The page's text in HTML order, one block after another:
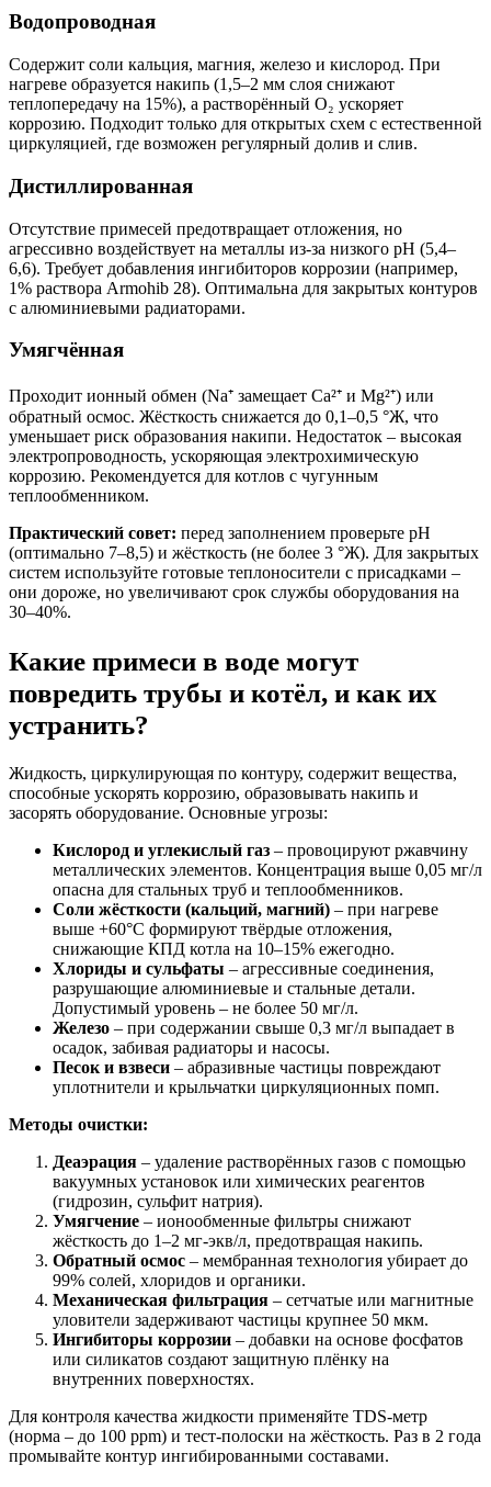
Водопроводная
Содержит соли кальция, магния, железо и кислород. При
нагреве образуется накипь (1,5–2 мм слоя снижают
теплопередачу на 15%), а растворённый O₂ ускоряет
коррозию. Подходит только для открытых схем с естественной
циркуляцией, где возможен регулярный долив и слив.
Дистиллированная
Отсутствие примесей предотвращает отложения, но
агрессивно воздействует на металлы из-за низкого pH (5,4–
6,6). Требует добавления ингибиторов коррозии (например,
1% раствора Armohib 28). Оптимальна для закрытых контуров
с алюминиевыми радиаторами.
Умягчённая
Проходит ионный обмен (Na⁺ замещает Ca²⁺ и Mg²⁺) или
обратный осмос. Жёсткость снижается до 0,1–0,5 °Ж, что
уменьшает риск образования накипи. Недостаток – высокая
электропроводность, ускоряющая электрохимическую
коррозию. Рекомендуется для котлов с чугунным
теплообменником.
Практический совет: перед заполнением проверьте pH
(оптимально 7–8,5) и жёсткость (не более 3 °Ж). Для закрытых
систем используйте готовые теплоносители с присадками –
они дороже, но увеличивают срок службы оборудования на
30–40%.
Какие примеси в воде могут
повредить трубы и котёл, и как их
устранить?
Жидкость, циркулирующая по контуру, содержит вещества,
способные ускорять коррозию, образовывать накипь и
засорять оборудование. Основные угрозы:
Кислород и углекислый газ – провоцируют ржавчину
металлических элементов. Концентрация выше 0,05 мг/л
опасна для стальных труб и теплообменников.
Соли жёсткости (кальций, магний) – при нагреве
выше +60°C формируют твёрдые отложения,
снижающие КПД котла на 10–15% ежегодно.
Хлориды и сульфаты – агрессивные соединения,
разрушающие алюминиевые и стальные детали.
Допустимый уровень – не более 50 мг/л.
Железо – при содержании свыше 0,3 мг/л выпадает в
осадок, забивая радиаторы и насосы.
Песок и взвеси – абразивные частицы повреждают
уплотнители и крыльчатки циркуляционных помп.
Методы очистки:
Деаэрация – удаление растворённых газов с помощью
вакуумных установок или химических реагентов
(гидрозин, сульфит натрия).
Умягчение – ионообменные фильтры снижают
жёсткость до 1–2 мг-экв/л, предотвращая накипь.
Обратный осмос – мембранная технология убирает до
99% солей, хлоридов и органики.
Механическая фильтрация – сетчатые или магнитные
уловители задерживают частицы крупнее 50 мкм.
Ингибиторы коррозии – добавки на основе фосфатов
или силикатов создают защитную плёнку на
внутренних поверхностях.
Для контроля качества жидкости применяйте TDS-метр
(норма – до 100 ppm) и тест-полоски на жёсткость. Раз в 2 года
промывайте контур ингибированными составами.